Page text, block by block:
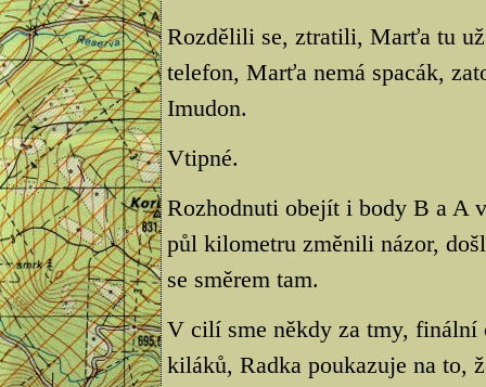
Rozdělili se, ztratili, Marťa tu
telefon, Marťa nemá spacák,
Imudon.
Vtipné.
Rozhodnuti obejít i body B a A
půl kilometru změnili názor,
se směrem tam.
V cilí sme někdy za tmy, finální
kiláků, Radka poukazuje na to,